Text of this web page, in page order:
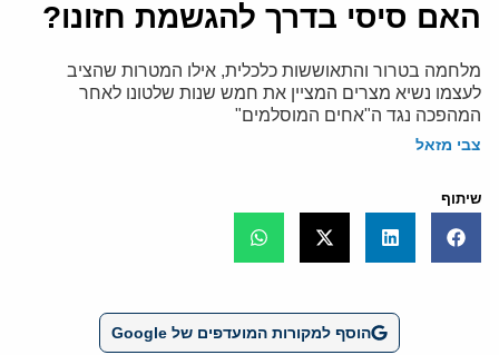
האם סיסי בדרך להגשמת חזונו?
מלחמה בטרור והתאוששות כלכלית, אילו המטרות שהציב
לעצמו נשיא מצרים המציין את חמש שנות שלטונו לאחר
המהפכה נגד ה"אחים המוסלמים"
צבי מזאל
שיתוף
הוסף למקורות המועדפים של Google